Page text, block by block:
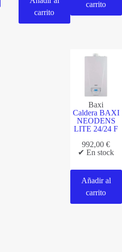
carrito
carrito
Baxi
Caldera BAXI
NEODENS
LITE 24/24 F
992,00€
✔ En stock
Añadir al
carrito